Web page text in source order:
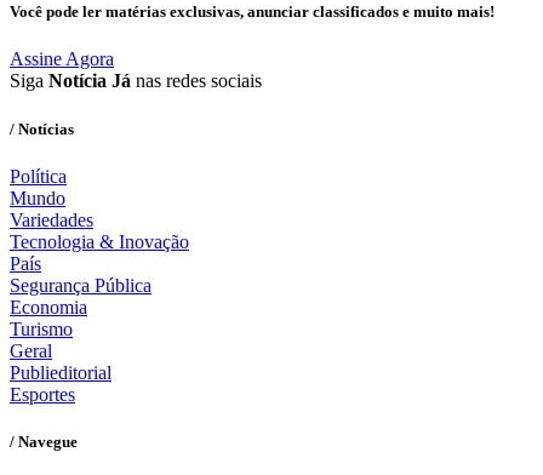
Você pode ler matérias exclusivas, anunciar classificados e muito mais!
Assine Agora
Siga Notícia Já nas redes sociais
/ Notícias
Política
Mundo
Variedades
Tecnologia & Inovação
País
Segurança Pública
Economia
Turismo
Geral
Publieditorial
Esportes
/ Navegue